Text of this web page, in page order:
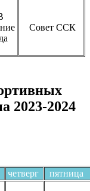
Совет ССК
2023-2024
четверг
пятница